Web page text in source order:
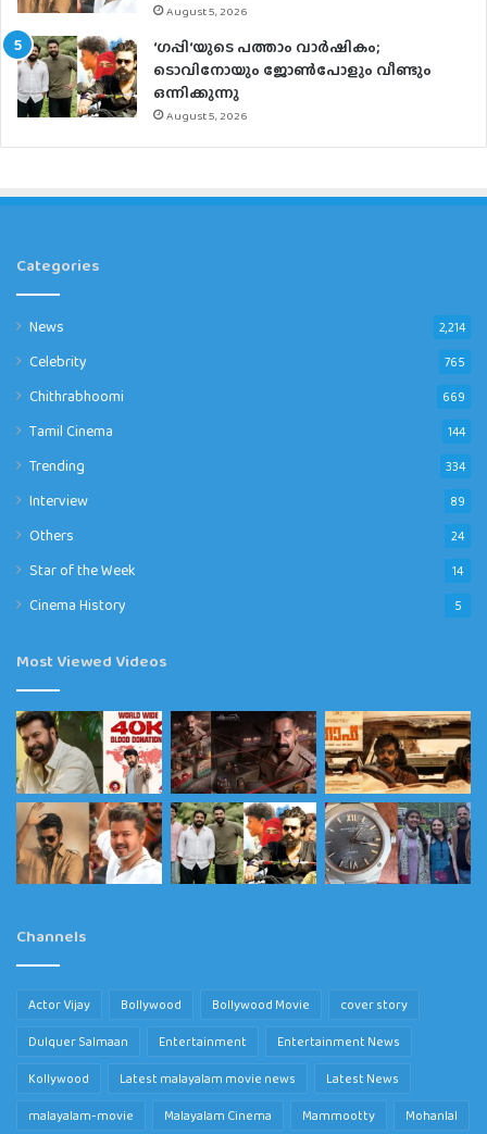
August 5, 2026
‘ഗപ്പി‘യുടെ പത്താം വാർഷികം;
ടൊവിനോയും ജോൺപോളും വീണ്ടും
ഒന്നിക്കുന്നു
August 5, 2026
Categories
News 2,214
Celebrity 765
Chithrabhoomi 669
Tamil Cinema 144
Trending 334
Interview 89
Others 24
Star of the Week 14
Cinema History 5
Most Viewed Videos
Channels
Actor Vijay Bollywood Bollywood Movie
cover story
Dulquer Salmaan
Entertainment
Entertainment News
Kollywood
Latest malayalam movie news
Latest News
malayalam-movie
Malayalam Cinema Mammootty Mohanlal